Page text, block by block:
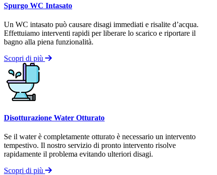
Spurgo WC Intasato
Un WC intasato può causare disagi immediati e risalite d’acqua.
Effettuiamo interventi rapidi per liberare lo scarico e riportare il
bagno alla piena funzionalità.
Scopri di più
Disotturazione Water Otturato
Se il water è completamente otturato è necessario un intervento
tempestivo. Il nostro servizio di pronto intervento risolve
rapidamente il problema evitando ulteriori disagi.
Scopri di più